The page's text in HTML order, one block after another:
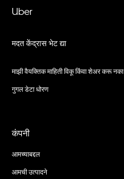
Uber
मदत केंद्रास भेट द्या
माझी वैयक्तिक माहिती विकू किंवा शेअर करू नका
गुगल डेटा धोरण
कंपनी
आमच्याबद्दल
आमची उत्पादने